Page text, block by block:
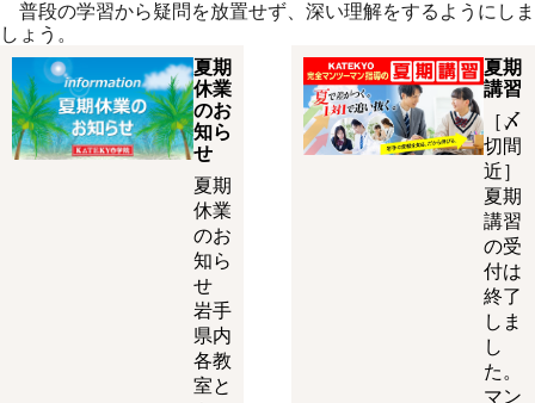
普段の学習から疑問を放置せず、深い理解をするようにしま
しょう。
夏期
休業
のお
知ら
せ
夏期
休業
のお
知ら
せ
岩手
県内
各教
室と
夏期
講習
［〆
切間
近］
夏期
講習
の受
付は
終了
しま
し
た。
マン